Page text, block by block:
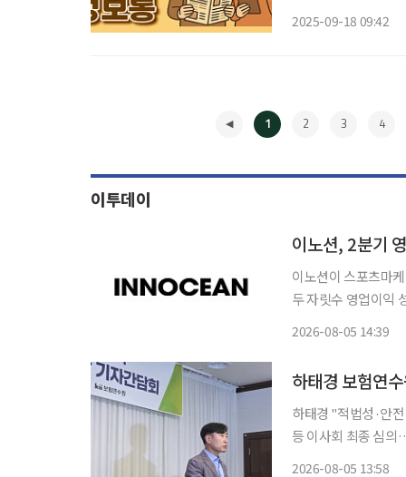
2025-09-18 09:42
1 2 3 4
이투데이
이노션, 2분기
이노션이 스포츠마
두 자릿수 영업이익 성장세를 이어갔다. 이노
2026-08-05 14:39
하태경 "적법성·안
등 이사회 최종 심의…판단 결과 주목 하태경 보험
2026-08-05 13:58